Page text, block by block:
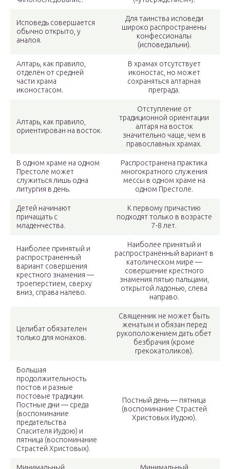
Исповедь совершается
обычно открыто, у
аналоя.
Для таинства исповеди
широко распространены
конфессионалы
(исповедальни).
Алтарь, как правило,
отделён от средней
части храма
иконостасом.
В храмах отсутствует
иконостас, но может
сохраняться алтарная
преграда.
Алтарь, как правило,
ориентирован на восток.
Отступление от
традиционной ориентации
алтаря на восток
значительно чаще, чем в
православных храмах.
В одном храме на одном
Престоле может
служиться лишь одна
литургия в день.
Распространена практика
многократного служения
мессы в одном храме на
одном Престоле.
Детей начинают
причащать с
младенчества.
К первому причастию
подходят только в возрасте
7-8 лет.
Наиболее принятый и
распространенный
вариант совершения
крестного знамения —
троеперстием, сверху
вниз, справа налево.
Наиболее принятый и
распространённый вариант в
католическом мире —
совершение крестного
знамения пятью пальцами,
открытой ладонью, слева
направо.
Целибат обязателен
только для монахов.
Священник не может быть
женатым и обязан перед
рукоположением дать обет
безбрачия (кроме
грекокатоликов).
Большая
продолжительность
постов и разные
постовые традиции.
Постные дни — среда
(воспоминание
предательства
Спасителя Иудою) и
пятница (воспоминание
Страстей Христовых).
Постный день — пятница
(воспоминание Страстей
Христовых Иудою).